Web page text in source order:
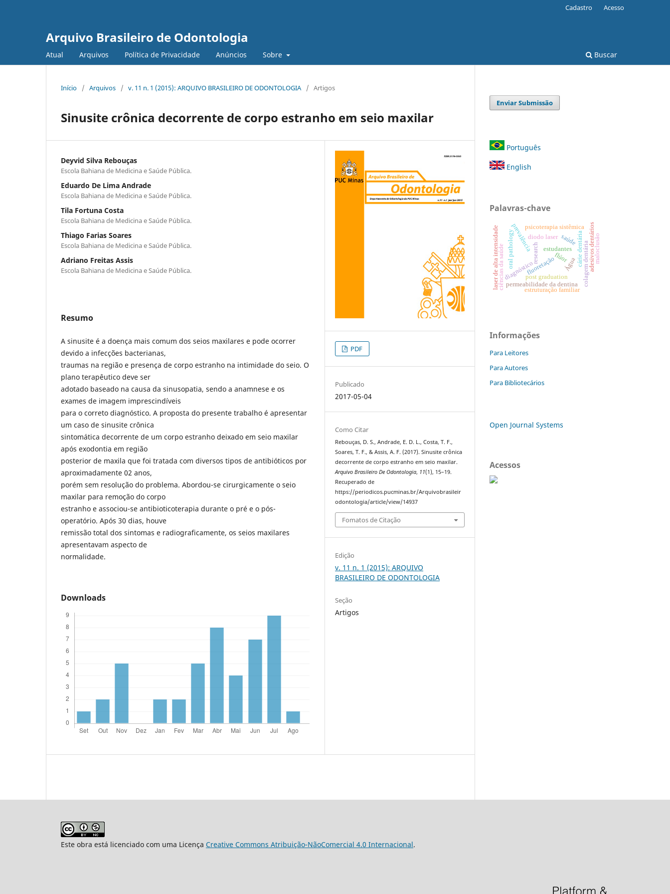
Arquivo Brasileiro de Odontologia
Atual Arquivos Política de Privacidade Anúncios Sobre Buscar
Cadastro Acesso
Início / Arquivos / v. 11 n. 1 (2015): ARQUIVO BRASILEIRO DE ODONTOLOGIA / Artigos
Sinusite crônica decorrente de corpo estranho em seio maxilar
Deyvid Silva Rebouças
Escola Bahiana de Medicina e Saúde Pública.
Eduardo De Lima Andrade
Escola Bahiana de Medicina e Saúde Pública.
Tila Fortuna Costa
Escola Bahiana de Medicina e Saúde Pública.
Thiago Farias Soares
Escola Bahiana de Medicina e Saúde Pública.
Adriano Freitas Assis
Escola Bahiana de Medicina e Saúde Pública.
Resumo
A sinusite é a doença mais comum dos seios maxilares e pode ocorrer
devido a infecções bacterianas,
traumas na região e presença de corpo estranho na intimidade do seio. O
plano terapêutico deve ser
adotado baseado na causa da sinusopatia, sendo a anamnese e os
exames de imagem imprescindíveis
para o correto diagnóstico. A proposta do presente trabalho é apresentar
um caso de sinusite crônica
sintomática decorrente de um corpo estranho deixado em seio maxilar
após exodontia em região
posterior de maxila que foi tratada com diversos tipos de antibióticos por
aproximadamente 02 anos,
porém sem resolução do problema. Abordou-se cirurgicamente o seio
maxilar para remoção do corpo
estranho e associou-se antibioticoterapia durante o pré e o pós-
operatório. Após 30 dias, houve
remissão total dos sintomas e radiograficamente, os seios maxilares
apresentavam aspecto de
normalidade.
Downloads
PDF
Publicado
2017-05-04
Como Citar
Rebouças, D. S., Andrade, E. D. L., Costa, T. F.,
Soares, T. F., & Assis, A. F. (2017). Sinusite crônica
decorrente de corpo estranho em seio maxilar.
Arquivo Brasileiro De Odontologia, 11(1), 15–19.
Recuperado de
https://periodicos.pucminas.br/Arquivobrasileir
odontologia/article/view/14937
Fomatos de Citação
Edição
v. 11 n. 1 (2015): ARQUIVO
BRASILEIRO DE ODONTOLOGIA
Seção
Artigos
Enviar Submissão
Português
English
Palavras-chave
prevalência estudantes
Águacárie dentária
flúor
fluoretação
research
post graduation
oral pathology colagem dentária
permeabilidade da dentina
adesivos dentários
psicoterapia sistêmica
estruturação familiar
diagnóstico
maloclusão
ciências da saúde
saúde
laser de alta intensidade diodo laser
Informações
Para Leitores
Para Autores
Para Bibliotecários
Open Journal Systems
Acessos
Este obra está licenciado com uma Licença Creative Commons Atribuição-NãoComercial 4.0 Internacional.